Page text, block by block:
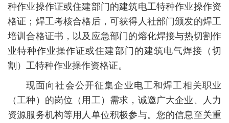
种作业操作证或住建部门的建筑电工特种作业操作资
格证；焊工考核合格后，可获得人社部门颁发的焊工
培训合格证书，以及应急部门的熔化焊接与热切割作
业特种作业操作证或住建部门的建筑电气焊接（切
割）工特种作业操作资格证。
现面向社会公开征集企业电工和焊工相关职业
（工种）的岗位（用工）需求，诚邀广大企业、人力
资源服务机构等用人单位积极参与。您的信息至关重